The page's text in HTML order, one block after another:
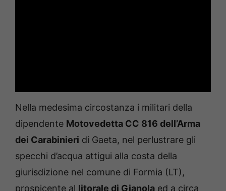
Nella medesima circostanza i militari della
dipendente Motovedetta CC 816 dell’Arma
dei Carabinieri di Gaeta, nel perlustrare gli
specchi d’acqua attigui alla costa della
giurisdizione nel comune di Formia (LT),
prospicente al litorale di Gianola ed a circa